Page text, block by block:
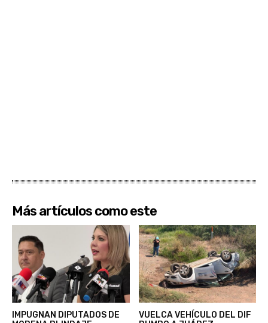
Más artículos como este
IMPUGNAN DIPUTADOS DE
VUELCA VEHÍCULO DEL DIF